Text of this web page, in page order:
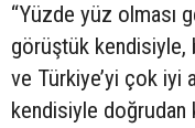
“Yüzde yüz olması
görüştük kendisiyle,
ve Türkiye’yi çok iyi
kendisiyle doğrudan